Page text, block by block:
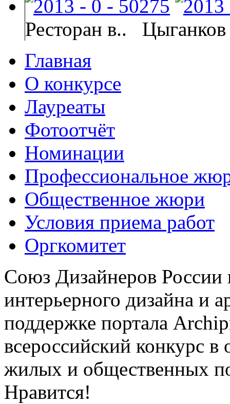
Ресторан в..
Главная
О конкурсе
Лауреаты
Фотоотчёт
Номинации
Профессиональное
Общественное жюри
Условия приема работ
Оргкомитет
Союз Дизайнеров России
интерьерного дизайна и
поддержке портала
всероссийский конкурс в
жилых и общественных
Нравится!